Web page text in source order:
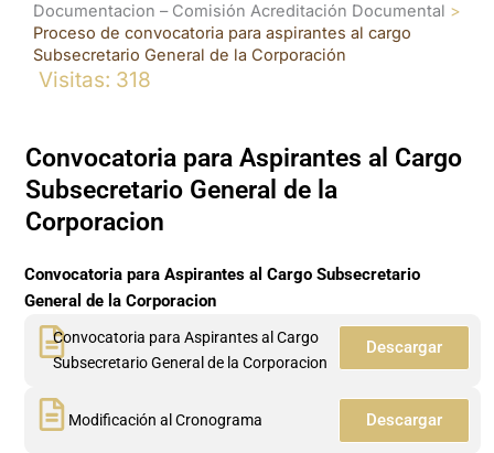
Documentacion – Comisión Acreditación Documental
Proceso de convocatoria para aspirantes al cargo
Subsecretario General de la Corporación
Visitas: 318
Convocatoria para Aspirantes al Cargo
Subsecretario General de la
Corporacion
Convocatoria para Aspirantes al Cargo Subsecretario
General de la Corporacion
Convocatoria para Aspirantes al Cargo
Subsecretario General de la Corporacion
Descargar
Modificación al Cronograma Descargar